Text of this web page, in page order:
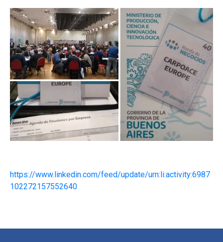
https://www.linkedin.com/feed/update/urn:li:activity:6987
102272157552640